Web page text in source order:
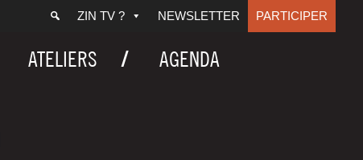
ZIN TV ? NEWSLETTER PARTICIPER
ATELIERS AGENDA